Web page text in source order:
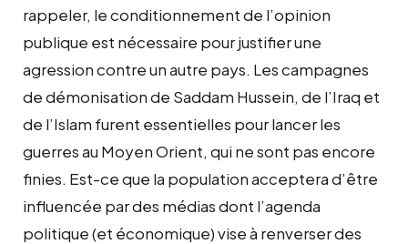
rappeler, le conditionnement de l’opinion
publique est nécessaire pour justifier une
agression contre un autre pays. Les campagnes
de démonisation de Saddam Hussein, de l’Iraq et
de l’Islam furent essentielles pour lancer les
guerres au Moyen Orient, qui ne sont pas encore
finies. Est-ce que la population acceptera d’être
influencée par des médias dont l’agenda
politique (et économique) vise à renverser des